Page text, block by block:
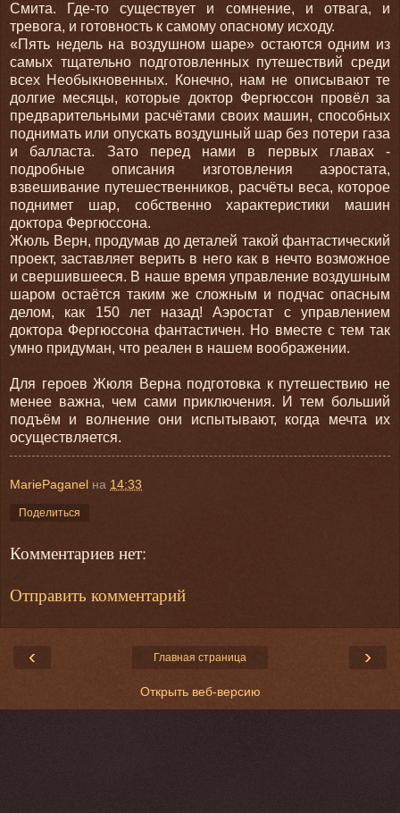
Смита. Где-то существует и сомнение, и отвага, и
тревога, и готовность к самому опасному исходу.
«Пять недель на воздушном шаре» остаются одним из
самых тщательно подготовленных путешествий среди
всех Необыкновенных. Конечно, нам не описывают те
долгие месяцы, которые доктор Фергюссон провёл за
предварительными расчётами своих машин, способных
поднимать или опускать воздушный шар без потери газа
и балласта. Зато перед нами в первых главах -
подробные описания изготовления аэростата,
взвешивание путешественников, расчёты веса, которое
поднимет шар, собственно характеристики машин
доктора Фергюссона.
Жюль Верн, продумав до деталей такой фантастический
проект, заставляет верить в него как в нечто возможное
и свершившееся. В наше время управление воздушным
шаром остаётся таким же сложным и подчас опасным
делом, как 150 лет назад! Аэростат с управлением
доктора Фергюссона фантастичен. Но вместе с тем так
умно придуман, что реален в нашем воображении.
Для героев Жюля Верна подготовка к путешествию не
менее важна, чем сами приключения. И тем больший
подъём и волнение они испытывают, когда мечта их
осуществляется.
MariePaganel на 14:33
Поделиться
Комментариев нет:
Отправить комментарий
‹ ›
Главная страница
Открыть веб-версию